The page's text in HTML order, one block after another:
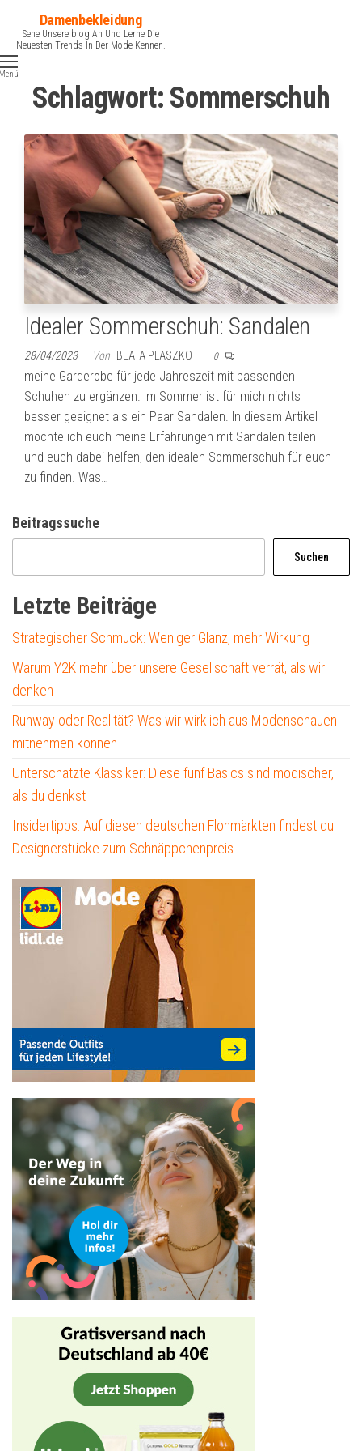
Inhalt
springen
Damenbekleidung
Sehe Unsere blog An Und Lerne Die
Neuesten Trends In Der Mode Kennen.
Schlagwort: Sommerschuh
Idealer Sommerschuh: Sandalen
28/04/2023 Von BEATA PLASZKO 0
meine Garderobe für jede Jahreszeit mit passenden
Schuhen zu ergänzen. Im Sommer ist für mich nichts
besser geeignet als ein Paar Sandalen. In diesem Artikel
möchte ich euch meine Erfahrungen mit Sandalen teilen
und euch dabei helfen, den idealen Sommerschuh für euch
zu finden. Was…
Beitragssuche
Suchen
Letzte Beiträge
Strategischer Schmuck: Weniger Glanz, mehr Wirkung
Warum Y2K mehr über unsere Gesellschaft verrät, als wir
denken
Runway oder Realität? Was wir wirklich aus Modenschauen
mitnehmen können
Unterschätzte Klassiker: Diese fünf Basics sind modischer,
als du denkst
Insidertipps: Auf diesen deutschen Flohmärkten findest du
Designerstücke zum Schnäppchenpreis